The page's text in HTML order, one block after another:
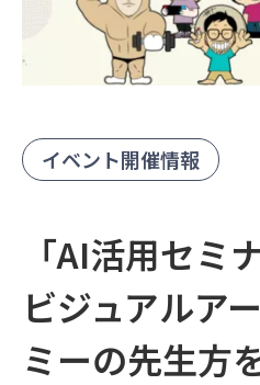
イベント開催情報
「AI活用セミ
ビジュアルア
ミーの先生方